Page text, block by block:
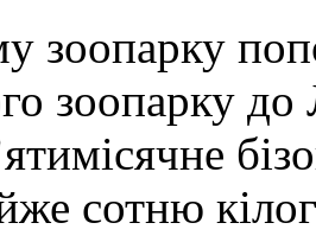
зоопарку
зоопарку до
сотню